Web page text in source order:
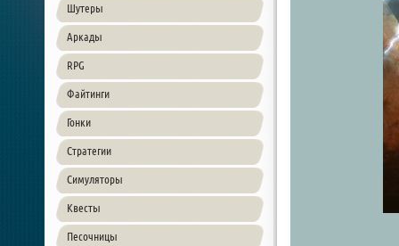
Шутеры
Аркады
RPG
Файтинги
Гонки
Стратегии
Симуляторы
Квесты
Песочницы